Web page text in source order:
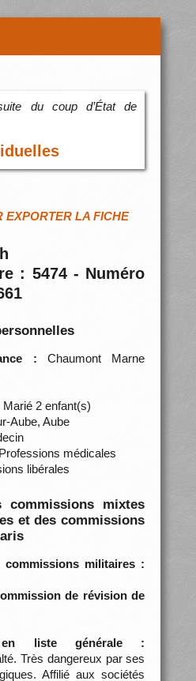
du coup d’État de
EXPORTER LA FICHE
: 5474 - Numéro
: Chaumont Marne
Marié 2 enfant(s)
Aube, Aube
Professions médicales
libérales
commissions mixtes
et des commissions
commissions militaires :
de révision de
en liste générale :
Très dangereux par ses
Affilié aux sociétés